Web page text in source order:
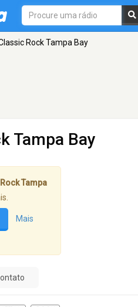
Rock Tampa Bay
Tampa Bay
Tampa
Mais